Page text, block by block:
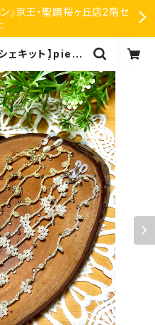
ン」京王・聖蹟桜ヶ丘店2階セ
ェキット】pieni